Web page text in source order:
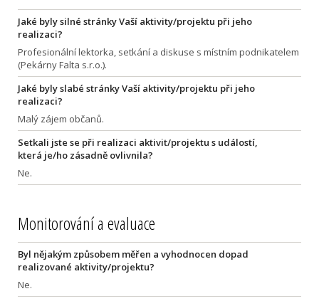
Jaké byly silné stránky Vaší aktivity/projektu při jeho
realizaci?
Profesionální lektorka, setkání a diskuse s místním podnikatelem
(Pekárny Falta s.r.o.).
Jaké byly slabé stránky Vaší aktivity/projektu při jeho
realizaci?
Malý zájem občanů.
Setkali jste se při realizaci aktivit/projektu s událostí,
která je/ho zásadně ovlivnila?
Ne.
Monitorování a evaluace
Byl nějakým způsobem měřen a vyhodnocen dopad
realizované aktivity/projektu?
Ne.